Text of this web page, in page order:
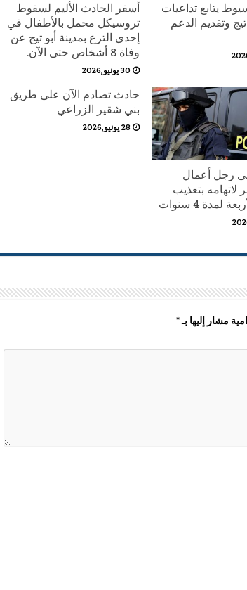
يتابع تداعيات
وتقديم الدعم
أسفر الحادث الأليم لسقوط
تروسيكل محمل بالأطفال في
إحدى الترع بمدينة أبو تيج عن
وفاة 8 أشخاص حتى الآن.
30 يونيو,2026
رجل أعمال
لاتهامه بتعذيب
لمدة 4 سنوات
حادث تصادم الآن على طريق
بني شقير الزراعي
28 يونيو,2026
مشار إليها بـ*